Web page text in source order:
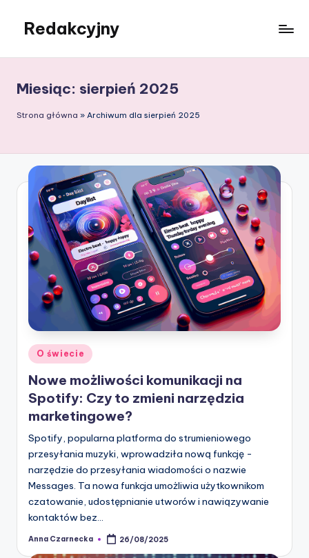
content
Redakcyjny
Miesiąc: sierpień 2025
Strona główna » Archiwum dla sierpień 2025
Posted
in
O świecie
Nowe możliwości komunikacji na
Spotify: Czy to zmieni narzędzia
marketingowe?
Spotify, popularna platforma do strumieniowego
przesyłania muzyki, wprowadziła nową funkcję -
narzędzie do przesyłania wiadomości o nazwie
Messages. Ta nowa funkcja umożliwia użytkownikom
czatowanie, udostępnianie utworów i nawiązywanie
kontaktów bez…
Posted
Anna Czarnecka 26/08/2025